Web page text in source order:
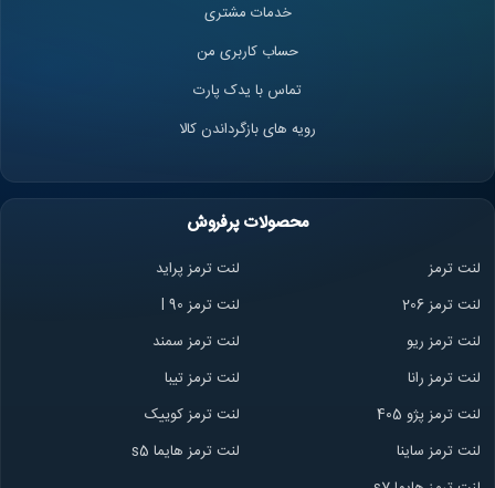
خدمات مشتری
حساب کاربری من
تماس با یدک پارت
رویه های بازگرداندن کالا
محصولات پرفروش
لنت ترمز
لنت ترمز پراید
لنت ترمز 206
لنت ترمز l 90
لنت ترمز ریو
لنت ترمز سمند
لنت ترمز رانا
لنت ترمز تیبا
لنت ترمز پژو 405
لنت ترمز کوییک
لنت ترمز ساینا
لنت ترمز هایما s5